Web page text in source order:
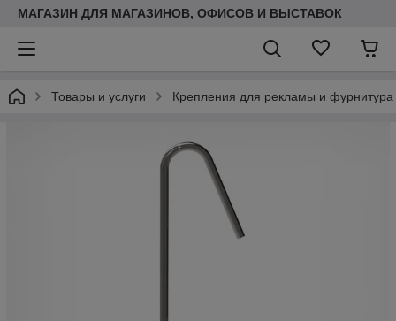
МАГАЗИН ДЛЯ МАГАЗИНОВ, ОФИСОВ И ВЫСТАВОК
Товары и услуги Крепления для рекламы и фурнитура